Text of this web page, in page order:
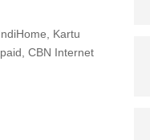
Kartu
CBN Internet